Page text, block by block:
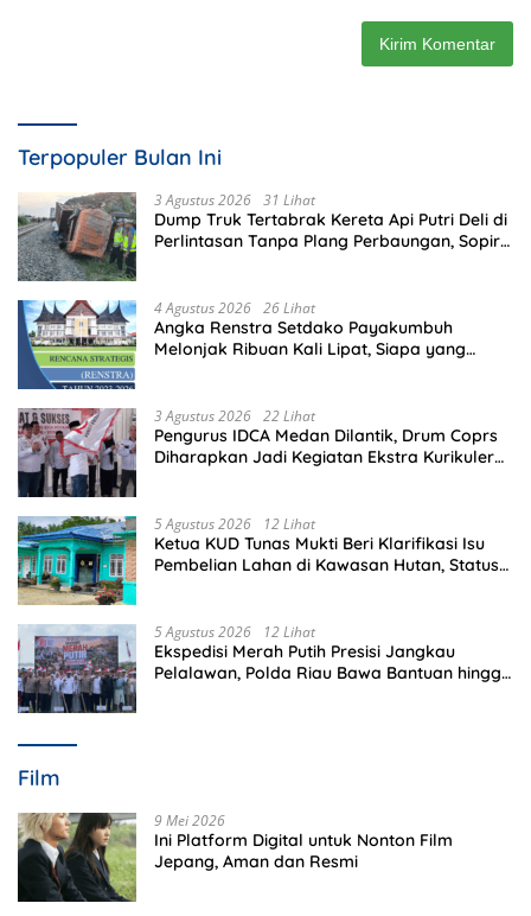
Terpopuler Bulan Ini
3 Agustus 2026 31 Lihat
Dump Truk Tertabrak Kereta Api Putri Deli di
Perlintasan Tanpa Plang Perbaungan, Sopir
4 Agustus 2026 26 Lihat
Angka Renstra Setdako Payakumbuh
Melonjak Ribuan Kali Lipat, Siapa yang
3 Agustus 2026 22 Lihat
Pengurus IDCA Medan Dilantik, Drum Coprs
Diharapkan Jadi Kegiatan Ekstra Kurikuler
5 Agustus 2026 12 Lihat
Ketua KUD Tunas Mukti Beri Klarifikasi Isu
Pembelian Lahan di Kawasan Hutan, Status
5 Agustus 2026 12 Lihat
Ekspedisi Merah Putih Presisi Jangkau
Pelalawan, Polda Riau Bawa Bantuan hingga
Film
9 Mei 2026
Ini Platform Digital untuk Nonton Film
Jepang, Aman dan Resmi